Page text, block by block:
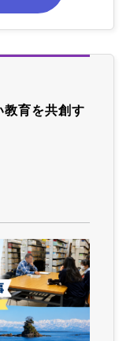
教育を共創す